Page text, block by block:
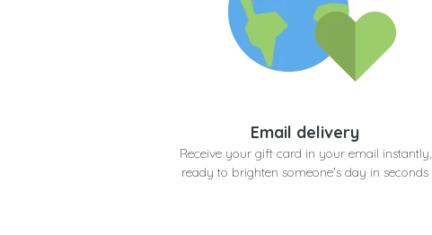
Email delivery
Receive your gift card in your email instantly,
ready to brighten someone's day in seconds